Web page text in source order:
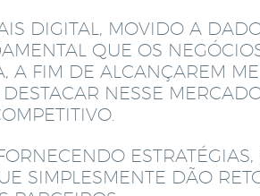
DIGITAL, MOVIDO A
QUE OS
A FIM DE ALCANÇAREM
NESSE
SIMPLESMENTE DÃO